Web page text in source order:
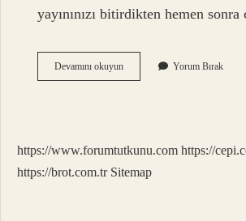
yayınınızı bitirdikten hemen
Devamını okuyunInstagram
Canlı
Yorum Bırak
https://www.forumtutkunu.com https://
https://brot.com.tr Sitemap